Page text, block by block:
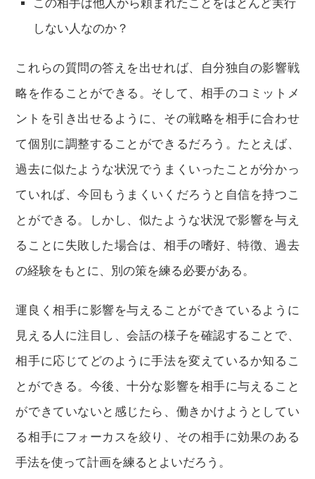
この相手は他人から頼まれたことをほとんど実行
しない人なのか？
これらの質問の答えを出せれば、自分独自の影響戦
略を作ることができる。そして、相手のコミットメ
ントを引き出せるように、その戦略を相手に合わせ
て個別に調整することができるだろう。たとえば、
過去に似たような状況でうまくいったことが分かっ
ていれば、今回もうまくいくだろうと自信を持つこ
とができる。しかし、似たような状況で影響を与え
ることに失敗した場合は、相手の嗜好、特徴、過去
の経験をもとに、別の策を練る必要がある。
運良く相手に影響を与えることができているように
見える人に注目し、会話の様子を確認することで、
相手に応じてどのように手法を変えているか知るこ
とができる。今後、十分な影響を相手に与えること
ができていないと感じたら、働きかけようとしてい
る相手にフォーカスを絞り、その相手に効果のある
手法を使って計画を練るとよいだろう。